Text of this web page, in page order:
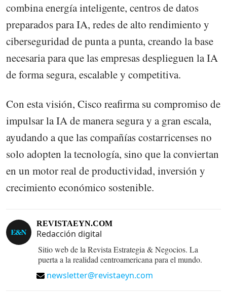
combina energía inteligente, centros de datos
preparados para IA, redes de alto rendimiento y
ciberseguridad de punta a punta, creando la base
necesaria para que las empresas desplieguen la IA
de forma segura, escalable y competitiva.
Con esta visión, Cisco reafirma su compromiso de
impulsar la IA de manera segura y a gran escala,
ayudando a que las compañías costarricenses no
solo adopten la tecnología, sino que la conviertan
en un motor real de productividad, inversión y
crecimiento económico sostenible.
REVISTAEYN.COM
Redacción digital
Sitio web de la Revista Estrategia & Negocios. La
puerta a la realidad centroamericana para el mundo.
newsletter@revistaeyn.com